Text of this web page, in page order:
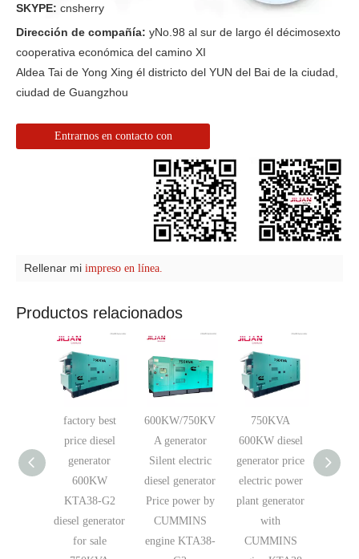
SKYPE: cnsherry
Dirección de compañía: yNo.98 al sur de largo él décimosexto
cooperativa económica del camino XI
Aldea Tai de Yong Xing él districto del YUN del Bai de la ciudad,
ciudad de Guangzhou
Entrarnos en contacto con
Rellenar mi impreso en línea.
Productos relacionados
factory best
price diesel
generator
600KW
KTA38-G2
diesel generator
for sale
600KW/750KV
A generator
Silent electric
diesel generator
Price power by
CUMMINS
engine KTA38-
750KVA
600KW diesel
generator price
electric power
plant generator
with
CUMMINS